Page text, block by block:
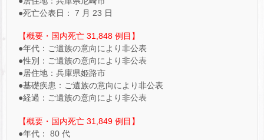
●死亡公表日： 7 月 23 日
【概要・国内死亡 31,848 例目】
●年代：ご遺族の意向により非公表
●性別：ご遺族の意向により非公表
●居住地：兵庫県姫路市
●基礎疾患：ご遺族の意向により非公表
●経過：ご遺族の意向により非公表
【概要・国内死亡 31,849 例目】
●年代： 80 代